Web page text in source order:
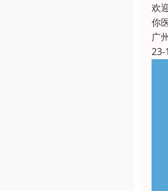
欢
你
广
23-